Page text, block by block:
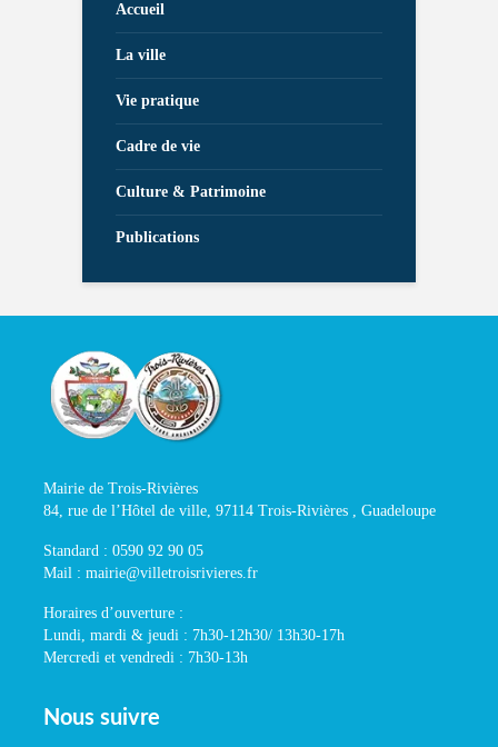
Accueil
La ville
Vie pratique
Cadre de vie
Culture & Patrimoine
Publications
Mairie de Trois-Rivières
84, rue de l’Hôtel de ville, 97114 Trois-Rivières , Guadeloupe
Standard : 0590 92 90 05
Mail : mairie@villetroisrivieres.fr
Horaires d’ouverture :
Lundi, mardi & jeudi : 7h30-12h30/ 13h30-17h
Mercredi et vendredi : 7h30-13h
Nous suivre